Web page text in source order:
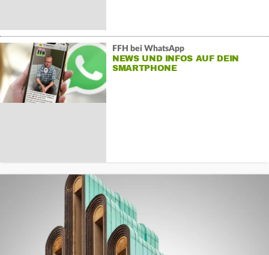
FFH bei WhatsApp
NEWS UND INFOS AUF DEIN
SMARTPHONE